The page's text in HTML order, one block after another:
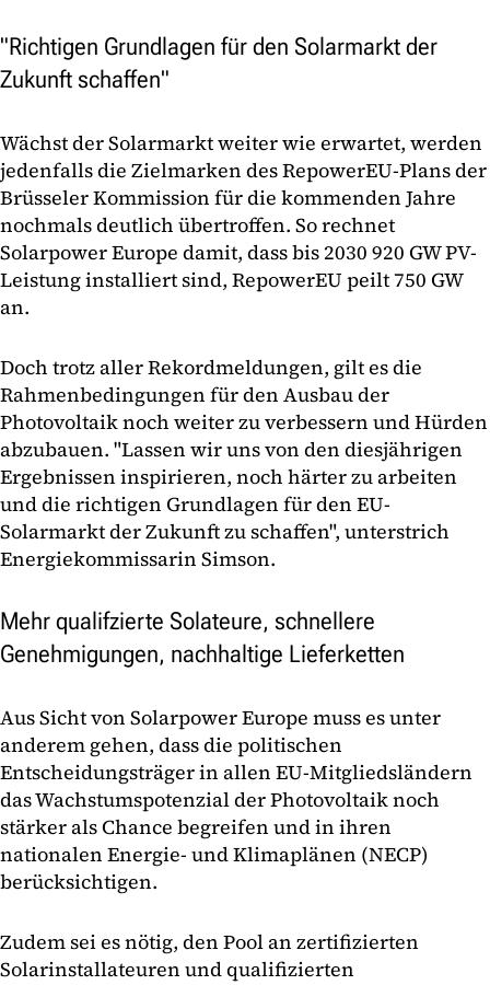
"Richtigen Grundlagen für den Solarmarkt der
Zukunft schaffen"
Wächst der Solarmarkt weiter wie erwartet, werden
jedenfalls die Zielmarken des RepowerEU-Plans der
Brüsseler Kommission für die kommenden Jahre
nochmals deutlich übertroffen. So rechnet
Solarpower Europe damit, dass bis 2030 920 GW PV-
Leistung installiert sind, RepowerEU peilt 750 GW
an.
Doch trotz aller Rekordmeldungen, gilt es die
Rahmenbedingungen für den Ausbau der
Photovoltaik noch weiter zu verbessern und Hürden
abzubauen. "Lassen wir uns von den diesjährigen
Ergebnissen inspirieren, noch härter zu arbeiten
und die richtigen Grundlagen für den EU-
Solarmarkt der Zukunft zu schaffen", unterstrich
Energiekommissarin Simson.
Mehr qualifzierte Solateure, schnellere
Genehmigungen, nachhaltige Lieferketten
Aus Sicht von Solarpower Europe muss es unter
anderem gehen, dass die politischen
Entscheidungsträger in allen EU-Mitgliedsländern
das Wachstumspotenzial der Photovoltaik noch
stärker als Chance begreifen und in ihren
nationalen Energie- und Klimaplänen (NECP)
berücksichtigen.
Zudem sei es nötig, den Pool an zertifizierten
Solarinstallateuren und qualifizierten